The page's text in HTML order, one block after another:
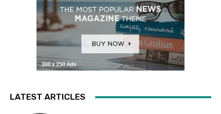
LATEST ARTICLES